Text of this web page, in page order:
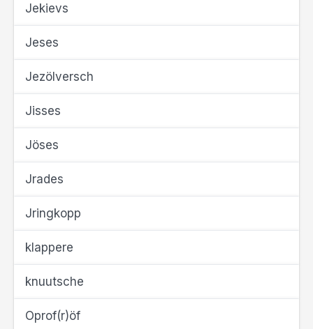
Jekievs
Jeses
Jezölversch
Jisses
Jöses
Jrades
Jringkopp
klappere
knuutsche
Oprof(r)öf